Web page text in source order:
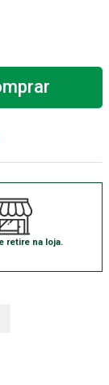
retire na loja.